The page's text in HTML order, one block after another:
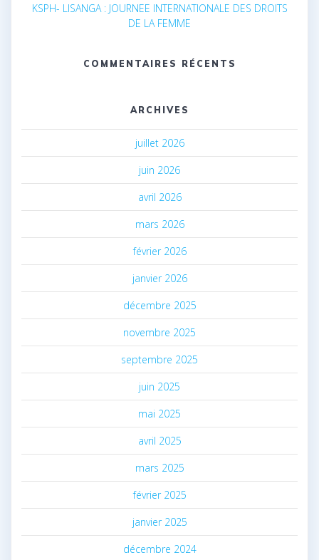
KSPH- LISANGA : JOURNEE INTERNATIONALE DES DROITS
DE LA FEMME
COMMENTAIRES RÉCENTS
ARCHIVES
juillet 2026
juin 2026
avril 2026
mars 2026
février 2026
janvier 2026
décembre 2025
novembre 2025
septembre 2025
juin 2025
mai 2025
avril 2025
mars 2025
février 2025
janvier 2025
décembre 2024